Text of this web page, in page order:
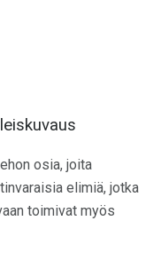
osia, joita
​​elimiä, jotka
toimivat myös